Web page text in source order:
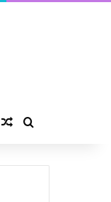
Publicación al